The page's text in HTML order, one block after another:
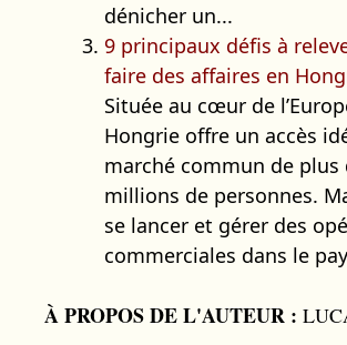
dénicher un...
9 principaux défis à
faire des affaires en
Située au cœur de
Hongrie offre un accès
marché commun de plus
millions de personnes.
se lancer et gérer des
commerciales dans le
À PROPOS DE L'AUTEUR :